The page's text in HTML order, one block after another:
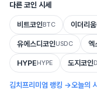
카이버 네트워크의 독특한 점
카이버 네트워크는 중앙화된
있도록 하는 최초의 도구입니
되어 프로토콜이 앱 및 기타
다른 코인 시세
비트코인BTC 이더리움
유에스디코인USDC 엑
HYPEHYPE 도지코인
김치프리미엄 랭킹 →오늘의